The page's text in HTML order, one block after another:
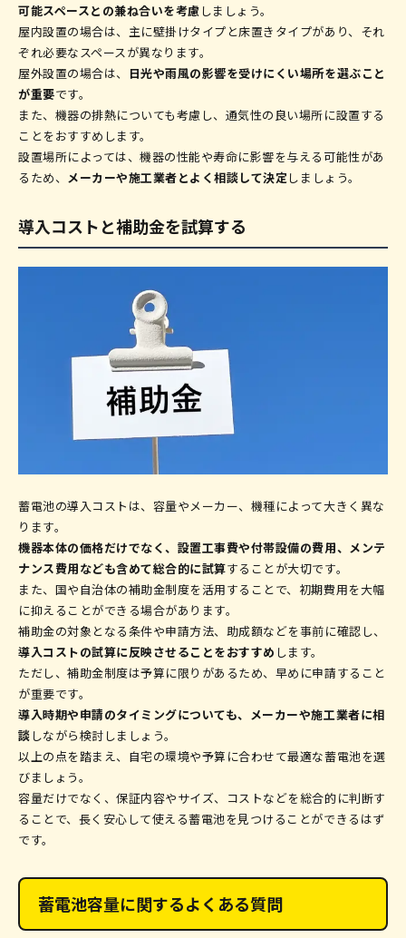
可能スペースとの兼ね合いを考慮 しましょう。
屋内設置の場合は、主に壁掛けタイプと床置きタイプがあり、それ
ぞれ必要なスペースが異なります。
屋外設置の場合は、
日光や雨風の影響を受けにくい場所を選ぶこと
が重要です。
また、機器の排熱についても考慮し、通気性の良い場所に設置する
ことをおすすめします。
設置場所によっては、機器の性能や寿命に影響を与える可能性があ
るため、 メーカーや施工業者とよく相談して決定 しましょう。
導入コストと補助金を試算する
蓄電池の導入コストは、容量やメーカー、機種によって大きく異な
ります。
機器本体の価格だけでなく、設置工事費や付帯設備の費用、メンテ
ナンス費用なども含めて総合的に試算することが大切です。
また、国や自治体の補助金制度を活用することで、初期費用を大幅
に抑えることができる場合があります。
補助金の対象となる条件や申請方法、助成額などを事前に確認し、
導入コストの試算に反映させることをおすすめ します。
ただし、補助金制度は予算に限りがあるため、早めに申請すること
が重要です。
導入時期や申請のタイミングについても、メーカーや施工業者に相
談 しながら検討しましょう。
以上の点を踏まえ、自宅の環境や予算に合わせて最適な蓄電池を選
びましょう。
容量だけでなく、保証内容やサイズ、コストなどを総合的に判断す
ることで、長く安心して使える蓄電池を見つけることができるはず
です。
蓄電池容量に関するよくある質問